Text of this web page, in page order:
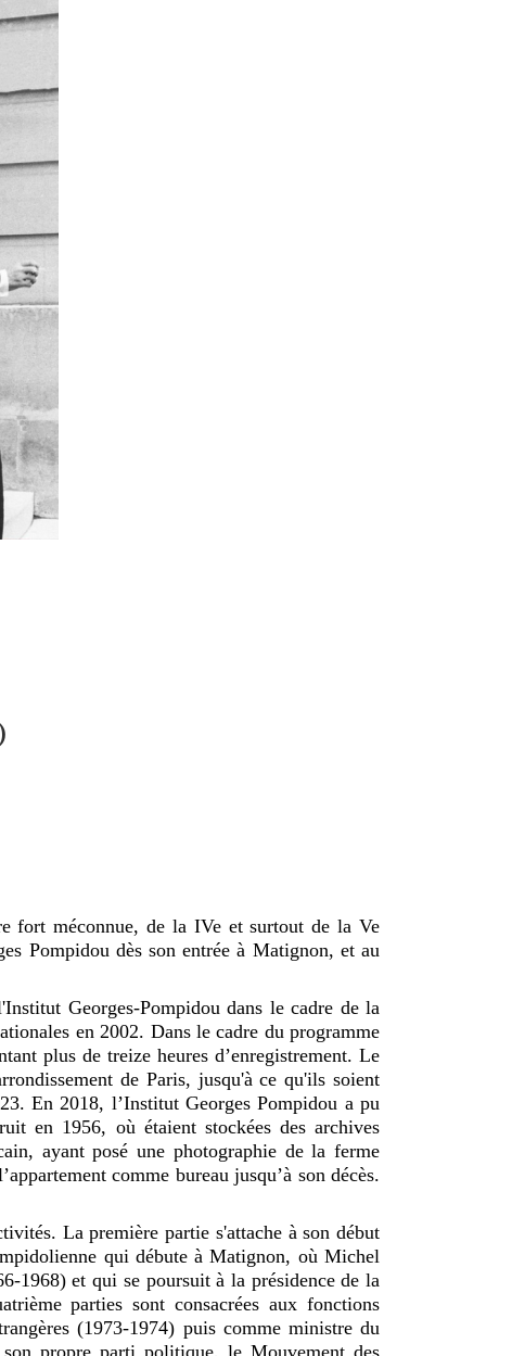
fort méconnue, de la IVe et surtout de la Ve
Pompidou dès son entrée à Matignon, et au
Georges-Pompidou dans le cadre de la
en 2002. Dans le cadre du programme
plus de treize heures d’enregistrement. Le
de Paris, jusqu'à ce qu'ils soient
En 2018, l’Institut Georges Pompidou a pu
en 1956, où étaient stockées des archives
ayant posé une photographie de la ferme
comme bureau jusqu’à son décès.
La première partie s'attache à son début
qui débute à Matignon, où Michel
1968) et qui se poursuit à la présidence de la
parties sont consacrées aux fonctions
(1973-1974) puis comme ministre du
propre parti politique, le Mouvement des